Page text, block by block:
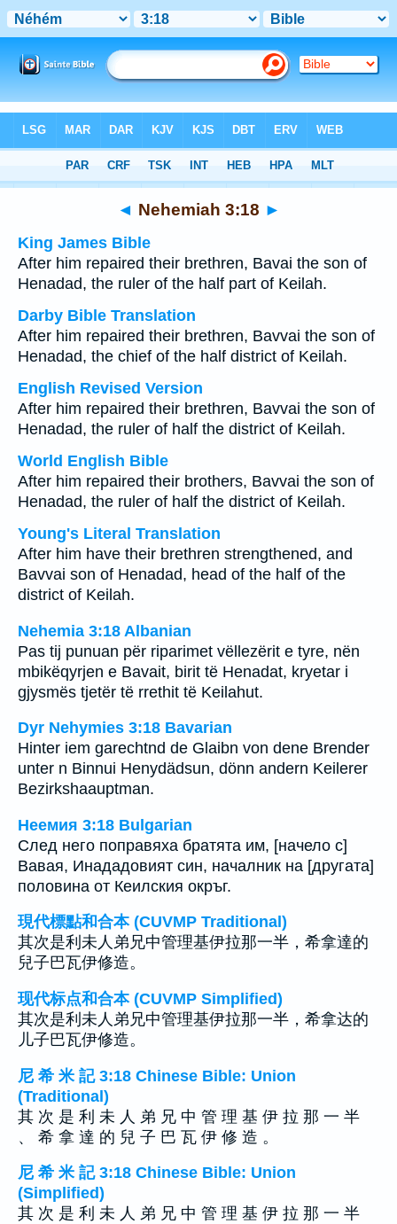
> Nehemiah 3:18
◄ Nehemiah 3:18 ►
King James Bible
After him repaired their brethren, Bavai the son of
Henadad, the ruler of the half part of Keilah.
Darby Bible Translation
After him repaired their brethren, Bavvai the son of
Henadad, the chief of the half district of Keilah.
English Revised Version
After him repaired their brethren, Bavvai the son of
Henadad, the ruler of half the district of Keilah.
World English Bible
After him repaired their brothers, Bavvai the son of
Henadad, the ruler of half the district of Keilah.
Young's Literal Translation
After him have their brethren strengthened, and
Bavvai son of Henadad, head of the half of the
district of Keilah.
Nehemia 3:18 Albanian
Pas tij punuan për riparimet vëllezërit e tyre, nën
mbikëqyrjen e Bavait, birit të Henadat, kryetar i
gjysmës tjetër të rrethit të Keilahut.
Dyr Nehymies 3:18 Bavarian
Hinter iem garechtnd de Glaibn von dene Brender
unter n Binnui Henydädsun, dönn andern Keilerer
Bezirkshaauptman.
Неемия 3:18 Bulgarian
След него поправяха братята им, [начело с]
Вавая, Инададовият син, началник на [другата]
половина от Кеилския окръг.
現代標點和合本 (CUVMP Traditional)
其次是利未人弟兄中管理基伊拉那一半，希拿達的
兒子巴瓦伊修造。
现代标点和合本 (CUVMP Simplified)
其次是利未人弟兄中管理基伊拉那一半，希拿达的
儿子巴瓦伊修造。
尼 希 米 記 3:18 Chinese Bible: Union
(Traditional)
其 次 是 利 未 人 弟 兄 中 管 理 基 伊 拉 那 一 半
、 希 拿 達 的 兒 子 巴 瓦 伊 修 造 。
尼 希 米 記 3:18 Chinese Bible: Union
(Simplified)
其 次 是 利 未 人 弟 兄 中 管 理 基 伊 拉 那 一 半